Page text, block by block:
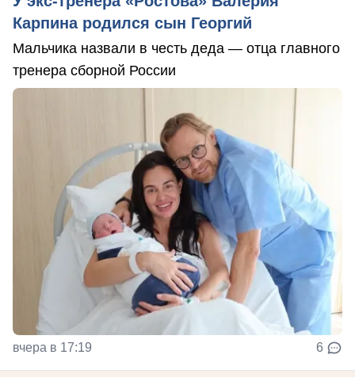
Карпина родился сын Георгий
Мальчика назвали в честь деда — отца главного
тренера сборной России
вчера в 17:19 6